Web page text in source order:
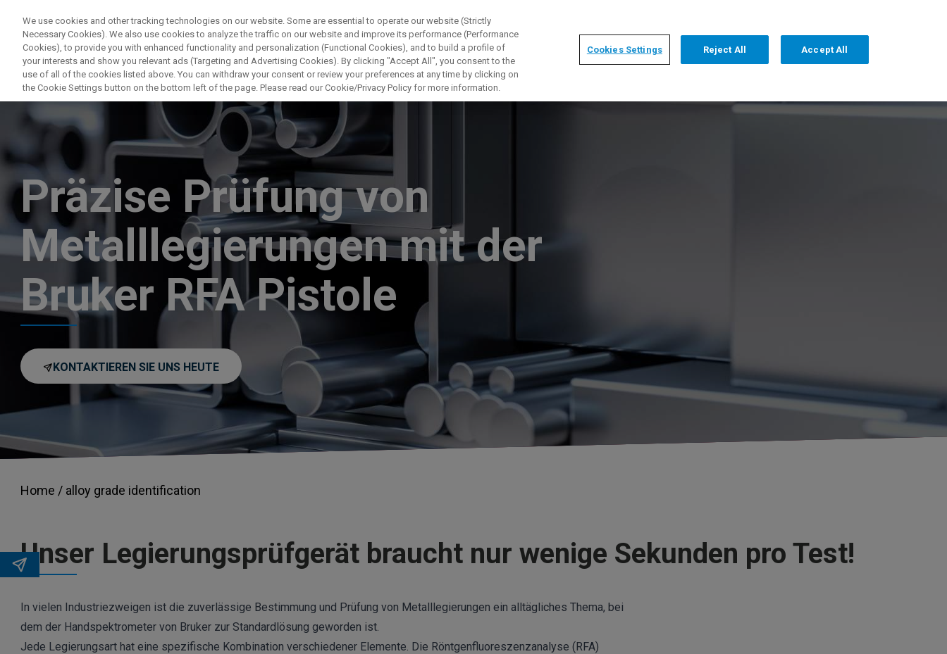
ÜBER UNS
Präzise Prüfung von
Metalllegierungen mit der
Bruker RFA Pistole
KONTAKTIEREN SIE UNS HEUTE
Home / alloy grade identification
Unser Legierungsprüfgerät braucht nur wenige Sekunden pro Test!
In vielen Industriezweigen ist die zuverlässige Bestimmung und Prüfung von Metalllegierungen ein alltägliches Thema, bei
dem der Handspektrometer von Bruker zur Standardlösung geworden ist.
Jede Legierungsart hat eine spezifische Kombination verschiedener Elemente. Die Röntgenfluoreszenzanalyse (RFA)
We use cookies and other tracking technologies on our website. Some are essential to operate our website (Strictly
Necessary Cookies). We also use cookies to analyze the traffic on our website and improve its performance (Performance
Cookies), to provide you with enhanced functionality and personalization (Functional Cookies), and to build a profile of
your interests and show you relevant ads (Targeting and Advertising Cookies). By clicking "Accept All", you consent to the
use of all of the cookies listed above. You can withdraw your consent or review your preferences at any time by clicking on
the Cookie Settings button on the bottom left of the page. Please read our Cookie/Privacy Policy for more information.
Cookies Settings Reject All Accept All